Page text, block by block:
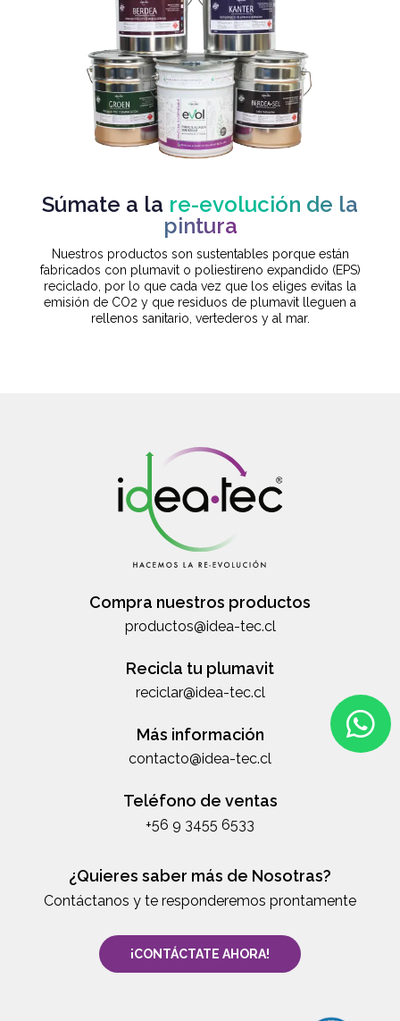
Súmate a la re-evolución de la
pintura
Nuestros productos son sustentables porque están
fabricados con plumavit o poliestireno expandido (EPS)
reciclado, por lo que cada vez que los eliges evitas la
emisión de CO2 y que residuos de plumavit lleguen a
rellenos sanitario, vertederos y al mar.
Compra nuestros productos
productos@idea-tec.cl
Recicla tu plumavit
reciclar@idea-tec.cl
Más información
contacto@idea-tec.cl
Teléfono de ventas
+56 9 3455 6533
¿Quieres saber más de Nosotras?
Contáctanos y te responderemos prontamente
¡CONTÁCTATE AHORA!